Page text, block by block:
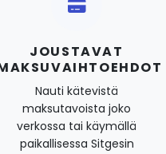
JOUSTAVAT
Nauti kätevistä
maksutavoista joko
verkossa tai käymällä
paikallisessa Sitgesin